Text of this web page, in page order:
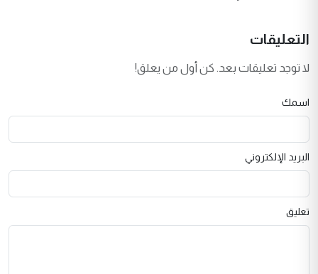
التعليقات
لا توجد تعليقات بعد. كن أول من يعلق!
اسمك
البريد الإلكتروني
تعليق